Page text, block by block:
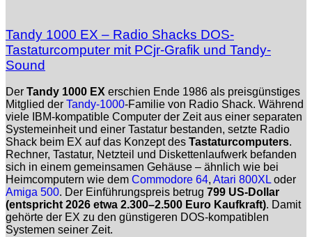
Tandy 1000 EX – Radio Shacks DOS-
Tastaturcomputer mit PCjr-Grafik und Tandy-
Sound
Der Tandy 1000 EX erschien Ende 1986 als preisgünstiges
Mitglied der Tandy-1000-Familie von Radio Shack. Während
viele IBM-kompatible Computer der Zeit aus einer separaten
Systemeinheit und einer Tastatur bestanden, setzte Radio
Shack beim EX auf das Konzept des Tastaturcomputers.
Rechner, Tastatur, Netzteil und Diskettenlaufwerk befanden
sich in einem gemeinsamen Gehäuse – ähnlich wie bei
Heimcomputern wie dem Commodore 64, Atari 800XL oder
Amiga 500. Der Einführungspreis betrug 799 US-Dollar
(entspricht 2026 etwa 2.300–2.500 Euro Kaufkraft). Damit
gehörte der EX zu den günstigeren DOS-kompatiblen
Systemen seiner Zeit.